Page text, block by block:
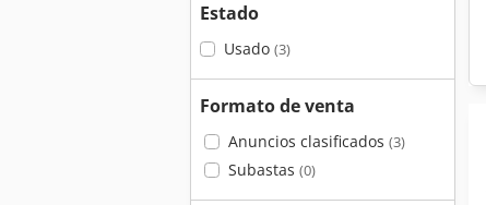
Estado
Usado (3)
Formato de venta
Anuncios clasificados (3)
Subastas (0)